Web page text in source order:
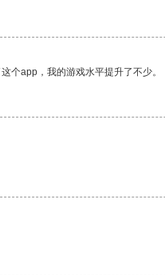
个app，我的游戏水平提升了不少。